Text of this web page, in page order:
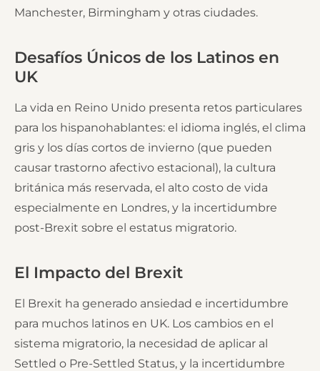
Manchester, Birmingham y otras ciudades.
Desafíos Únicos de los Latinos en
UK
La vida en Reino Unido presenta retos particulares
para los hispanohablantes: el idioma inglés, el clima
gris y los días cortos de invierno (que pueden
causar trastorno afectivo estacional), la cultura
británica más reservada, el alto costo de vida
especialmente en Londres, y la incertidumbre
post-Brexit sobre el estatus migratorio.
El Impacto del Brexit
El Brexit ha generado ansiedad e incertidumbre
para muchos latinos en UK. Los cambios en el
sistema migratorio, la necesidad de aplicar al
Settled o Pre-Settled Status, y la incertidumbre